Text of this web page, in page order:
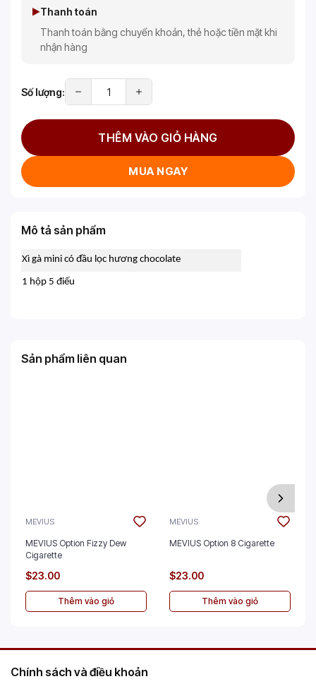
Thanh toán
Thanh toán bằng chuyển khoản, thẻ hoặc tiền mặt khi
nhận hàng
Số lượng:
THÊM VÀO GIỎ HÀNG
MUA NGAY
Mô tả sản phẩm
Xì gà mini có đầu lọc hương chocolate
1 hộp 5 điếu
Sản phẩm liên quan
MEVIUS
MEVIUS Option Fizzy Dew
Cigarette
$23.00
Thêm vào giỏ
MEVIUS
MEVIUS Option 8 Cigarette
$23.00
Thêm vào giỏ
Chính sách và điều khoản